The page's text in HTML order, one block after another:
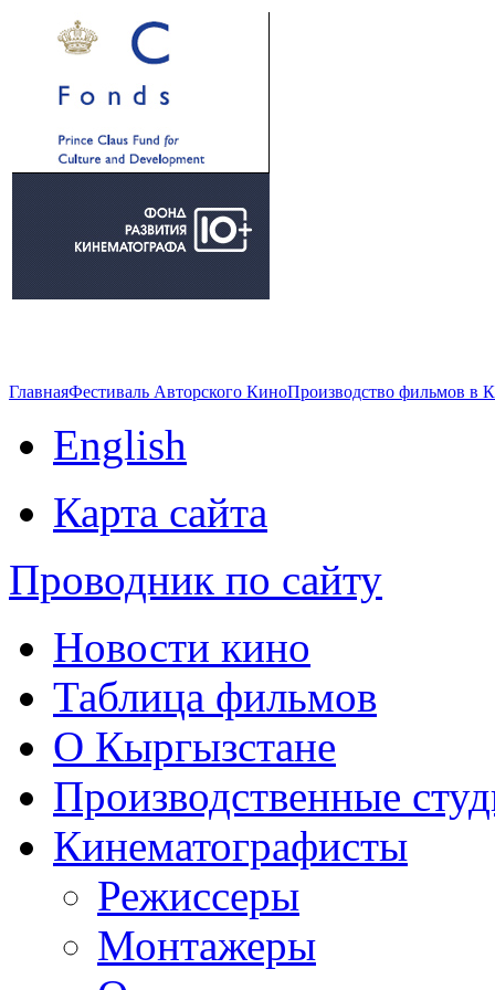
ГлавнаяФестиваль Авторского КиноПроизводство фильмов в
English
Карта сайта
Проводник по сайту
Новости кино
Таблица фильмов
О Кыргызстане
Производственные
Кинематографисты
Режиссеры
Монтажеры